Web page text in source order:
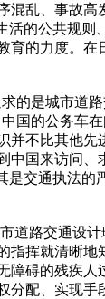
混乱、事故高
活的公共规则
育的力度。在
的是城市道
国的公务车
并不比其他先
国来访问、
是交通执法的
道路交通设
指挥就清晰地
障碍的残疾人
分配、实现手